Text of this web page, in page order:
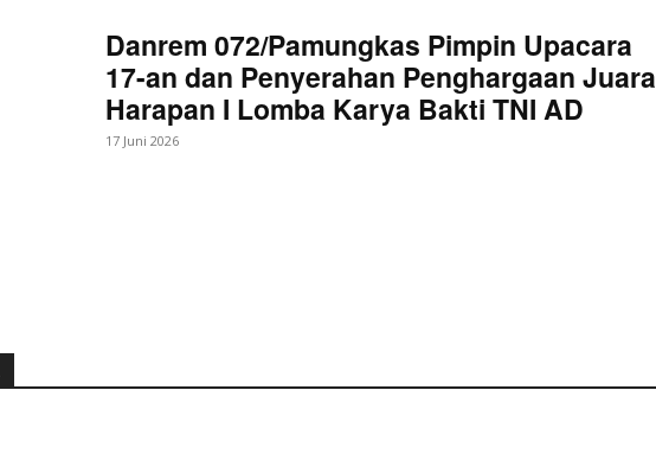
Danrem 072/Pamungkas Pimpin Upacara
17-an dan Penyerahan Penghargaan Juara
Harapan I Lomba Karya Bakti TNI AD
17 Juni 2026